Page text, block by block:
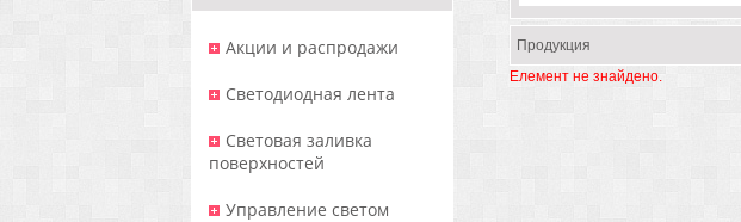
Акции и распродажи
Светодиодная лента
Световая заливка
поверхностей
Управление светом
Продукция
Елемент не знайдено.